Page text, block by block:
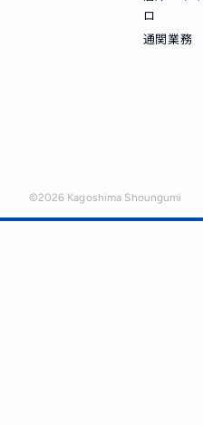
ロ
通関業務
©2026 Kagoshima Shoungumi